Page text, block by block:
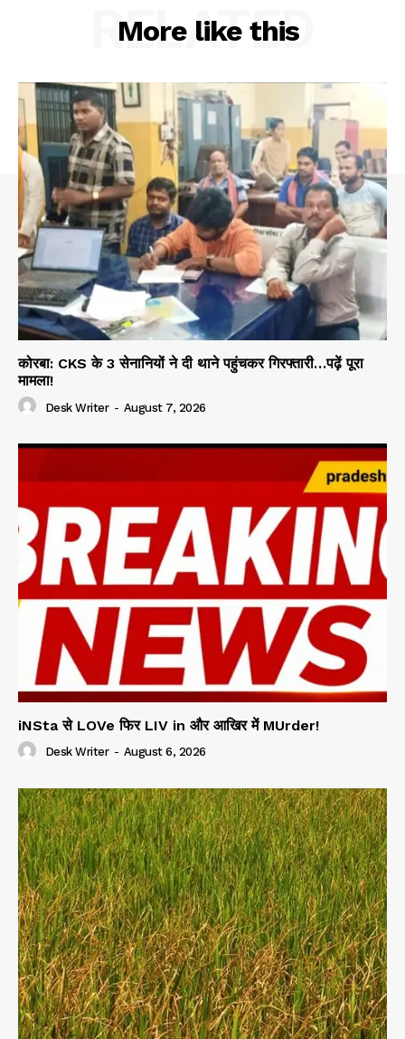
More like this
RELATED
कोरबा: CKS के 3 सेनानियों ने दी थाने पहुंचकर गिरफ्तारी…पढ़ें पूरा
मामला!
Desk Writer - August 7, 2026
iNSta से LOVe फिर LIV in और आखिर में MUrder!
Desk Writer - August 6, 2026